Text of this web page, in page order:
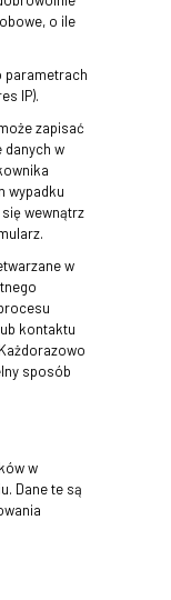
o ile
parametrach
IP).
zapisać
danych w
wypadku
wewnątrz
w
kontaktu
sposób
w
Dane te są